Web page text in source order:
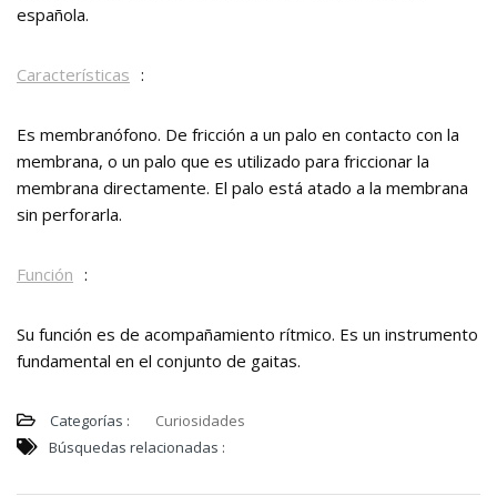
española.
Características :
Es membranófono. De fricción a un palo en contacto con la
membrana, o un palo que es utilizado para friccionar la
membrana directamente. El palo está atado a la membrana
sin perforarla.
Función :
Su función es de acompañamiento rítmico. Es un instrumento
fundamental en el conjunto de gaitas.
Categorías :
Curiosidades
Búsquedas relacionadas :